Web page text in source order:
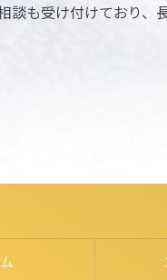
談も受け付けており、